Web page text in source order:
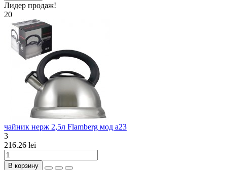
Лидер продаж!
20
чайник нерж 2,5л Flamberg мод а23
3
216.26 lei
В корзину